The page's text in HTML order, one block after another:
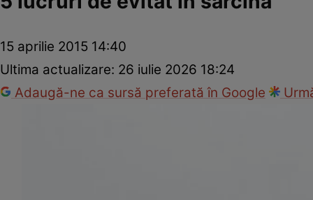
15 aprilie 2015 14:40
Ultima actualizare: 26 iulie 2026 18:24
Adaugă-ne ca sursă preferată în Google